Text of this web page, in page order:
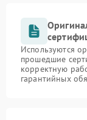
Используются
прошедшие
корректную
гарантийных